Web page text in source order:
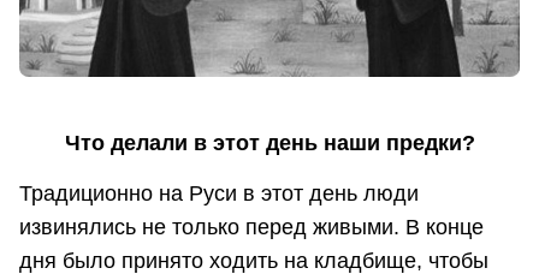
Что делали в этот день наши предки?
Традиционно на Руси в этот день люди
извинялись не только перед живыми. В конце
дня было принято ходить на кладбище, чтобы